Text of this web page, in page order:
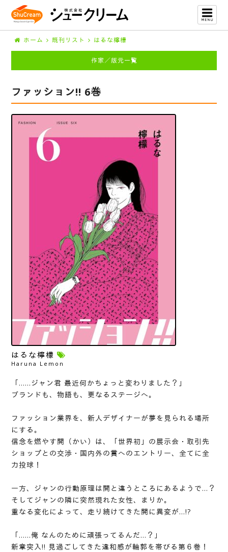
ホーム 既刊リスト はるな檸檬
作家／版元一覧
ファッション!! 6巻
はるな檸檬
Haruna Lemon
「……ジャン君 最近何かちょっと変わりました？」
ブランドも、物語も、更なるステージへ。
ファッション業界を、新人デザイナーが夢を見られる場所
にする。
信念を燃やす開（かい）は、「世界初」の展示会・取引先
ショップとの交渉・国内外の賞へのエントリー、全てに全
力投球！
一方、ジャンの行動原理は開と違うところにあるようで…？
そしてジャンの隣に突然現れた女性、まりか。
重なる変化によって、走り続けてきた開に異変が…!?
「……俺 なんのために頑張ってるんだ…？」
新章突入!! 見過ごしてきた違和感が輪郭を帯びる第６巻！